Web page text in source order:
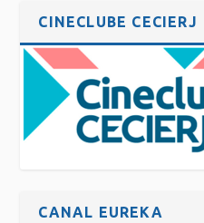
CINECLUBE CECIERJ
CANAL EUREKA